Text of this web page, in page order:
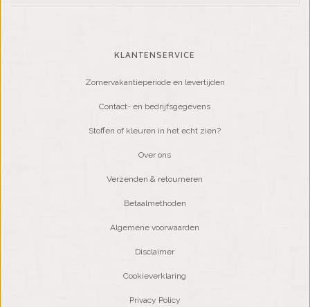
KLANTENSERVICE
Zomervakantieperiode en levertijden
Contact- en bedrijfsgegevens
Stoffen of kleuren in het echt zien?
Over ons
Verzenden & retourneren
Betaalmethoden
Algemene voorwaarden
Disclaimer
Cookieverklaring
Privacy Policy